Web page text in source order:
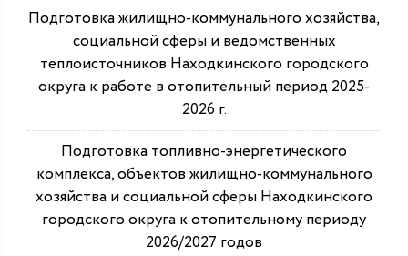
Подготовка жилищно-коммунального хозяйства,
социальной сферы и ведомственных
теплоисточников Находкинского городского
округа к работе в отопительный период 2025-
2026 г.
Подготовка топливно-энергетического
комплекса, объектов жилищно-коммунального
хозяйства и социальной сферы Находкинского
городского округа к отопительному периоду
2026/2027 годов